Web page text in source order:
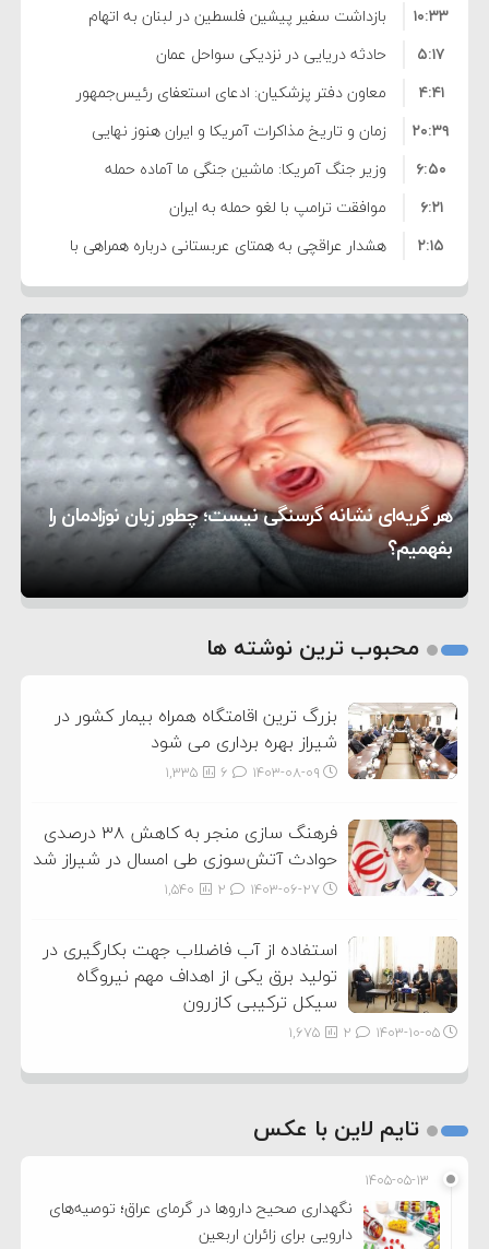
بازداشت سفیر پیشین فلسطین در لبنان به اتهام
فساد و اختلاس اموال
۱۰:۳۳
حادثه دریایی در نزدیکی سواحل عمان
۵:۱۷
معاون دفتر پزشکیان: ادعای استعفای رئیس‌جمهور
واهی و کذب محض است
۴:۴۱
زمان و تاریخ مذاکرات آمریکا و ایران هنوز نهایی
نشده است
۲۰:۳۹
وزیر جنگ آمریکا: ماشین جنگی ما آماده حمله
نظامی علیه ایران است
۶:۵۰
موافقت ترامپ با لغو حمله به ایران
۶:۲۱
هشدار عراقچی به همتای عربستانی درباره همراهی با
آمریکا
۲:۱۵
مقام ارشد امنیتی: برنامه گسترده‌ای برای پاسخ به
دیوانگی آمریکا داریم
۷:۱۰
ترامپ دستور حملات جدید علیه ایران را صادر کرد
۵:۴۵
سپاه: دو نفتکش متخلف مورد اصابت قرار گرفته و
متوقف شدند
۱۲:۵۹
ترامپ مدعی توافق تاریخی برای خلع سلاح کامل
حماس شد
۸:۵۷
اعتراض عراقچی به همتای بلغارستانی به دلیل کمک
به آمریکا در حملات به ایران
۱۶:۱۹
کشورهایی که به متجاوزان کمک می کنند پاسخ
سختی خواهند گرفت
۱۰:۱۵
سنتکام پایان تجاوز جدید به ایران را اعلام کرد
۶:۰۵
هر گریه‌ای نشانه گرسنگی نیست؛ چطور زبان نوزادمان را
بفهمیم؟
تغذیه پدر می‌تواند بر سلامت نوزاد تأثیر بگذارد
روی دیگر زندگی
2
محبوب ترین نوشته ها
بزرگ ترین اقامتگاه همراه بیمار کشور در
شیراز بهره برداری می شود
۱۴۰۳-۰۸-۰۹ 1,335
فرهنگ سازی منجر به کاهش ۳۸ درصدی
حوادث آتش‌سوزی طی امسال در شیراز شد
۱۴۰۳-۰۶-۲۷ 1,540
استفاده از آب فاضلاب جهت بکارگیری در
تولید برق یکی از اهداف مهم نیروگاه
سیکل ترکیبی کازرون
۱۴۰۳-۱۰-۰۵ 1,675
تایم لاین با عکس
۱۴۰۵-۰۵-۱۳
نگهداری صحیح داروها در گرمای عراق؛ توصیه‌های
دارویی برای زائران اربعین